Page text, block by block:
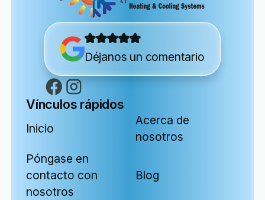
Déjanos un comentario
Vínculos rápidos
Inicio
Acerca de
nosotros
Póngase en
contacto con
nosotros
Blog